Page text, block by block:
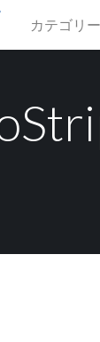
カテゴリー